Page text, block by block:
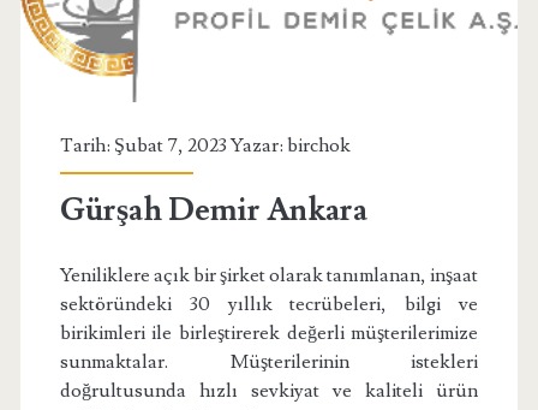
Tarih: Şubat 7, 2023 Yazar: birchok
Gürşah Demir Ankara
Yeniliklere açık bir şirket olarak tanımlanan, inşaat
sektöründeki 30 yıllık tecrübeleri, bilgi ve
birikimleri ile birleştirerek değerli müşterilerimize
sunmaktalar. Müşterilerinin istekleri
doğrultusunda hızlı sevkiyat ve kaliteli ürün